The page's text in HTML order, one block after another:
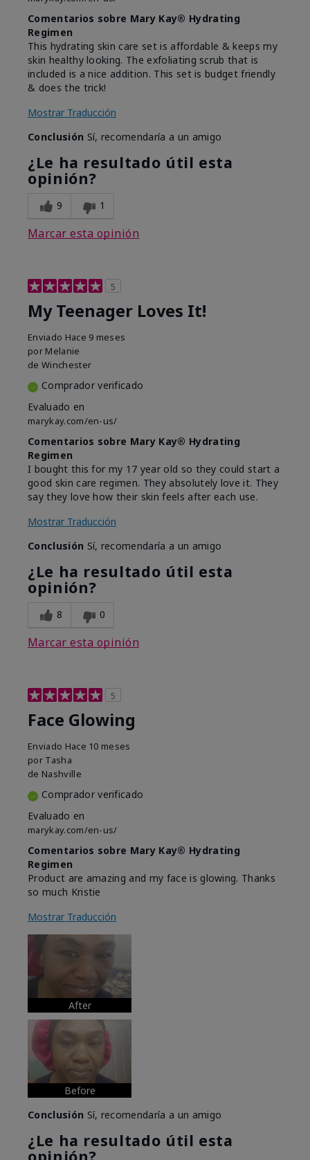
Comentarios sobre Mary Kay® Hydrating
Regimen
This hydrating skin care set is affordable & keeps my
skin healthy looking. The exfoliating scrub that is
included is a nice addition. This set is budget friendly
& does the trick!
Mostrar Traducción
Conclusión Sí, recomendaría a un amigo
¿Le ha resultado útil esta
opinión?
9 1
Marcar esta opinión
5
My Teenager Loves It!
Enviado Hace 9 meses
por Melanie
de Winchester
Comprador verificado
Evaluado en
marykay.com/en-us/
Comentarios sobre Mary Kay® Hydrating
Regimen
I bought this for my 17 year old so they could start a
good skin care regimen. They absolutely love it. They
say they love how their skin feels after each use.
Mostrar Traducción
Conclusión Sí, recomendaría a un amigo
¿Le ha resultado útil esta
opinión?
8 0
Marcar esta opinión
5
Face Glowing
Enviado Hace 10 meses
por Tasha
de Nashville
Comprador verificado
Evaluado en
marykay.com/en-us/
Comentarios sobre Mary Kay® Hydrating
Regimen
Product are amazing and my face is glowing. Thanks
so much Kristie
Mostrar Traducción
After
Before
Conclusión Sí, recomendaría a un amigo
¿Le ha resultado útil esta